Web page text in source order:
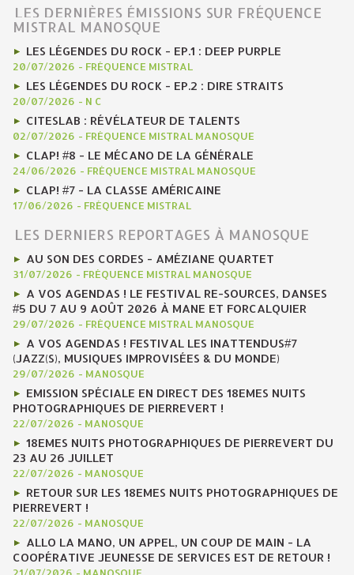
LES DERNIÈRES ÉMISSIONS SUR FRÉQUENCE
MISTRAL MANOSQUE
LES LÉGENDES DU ROCK - EP.1 : DEEP PURPLE
20/07/2026 - FRÉQUENCE MISTRAL
LES LÉGENDES DU ROCK - EP.2 : DIRE STRAITS
20/07/2026 - N C
CITESLAB : RÉVÉLATEUR DE TALENTS
02/07/2026 - FRÉQUENCE MISTRAL MANOSQUE
CLAP! #8 - LE MÉCANO DE LA GÉNÉRALE
24/06/2026 - FRÉQUENCE MISTRAL MANOSQUE
CLAP! #7 - LA CLASSE AMÉRICAINE
17/06/2026 - FRÉQUENCE MISTRAL
LES DERNIERS REPORTAGES À MANOSQUE
AU SON DES CORDES - AMÉZIANE QUARTET
31/07/2026 - FRÉQUENCE MISTRAL MANOSQUE
A VOS AGENDAS ! LE FESTIVAL RE-SOURCES, DANSES
#5 DU 7 AU 9 AOÛT 2026 À MANE ET FORCALQUIER
29/07/2026 - FRÉQUENCE MISTRAL MANOSQUE
A VOS AGENDAS ! FESTIVAL LES INATTENDUS#7
(JAZZ(S), MUSIQUES IMPROVISÉES & DU MONDE)
29/07/2026 - MANOSQUE
EMISSION SPÉCIALE EN DIRECT DES 18EMES NUITS
PHOTOGRAPHIQUES DE PIERREVERT !
22/07/2026 - MANOSQUE
18EMES NUITS PHOTOGRAPHIQUES DE PIERREVERT DU
23 AU 26 JUILLET
22/07/2026 - MANOSQUE
RETOUR SUR LES 18EMES NUITS PHOTOGRAPHIQUES DE
PIERREVERT !
22/07/2026 - MANOSQUE
ALLO LA MANO, UN APPEL, UN COUP DE MAIN - LA
COOPÉRATIVE JEUNESSE DE SERVICES EST DE RETOUR !